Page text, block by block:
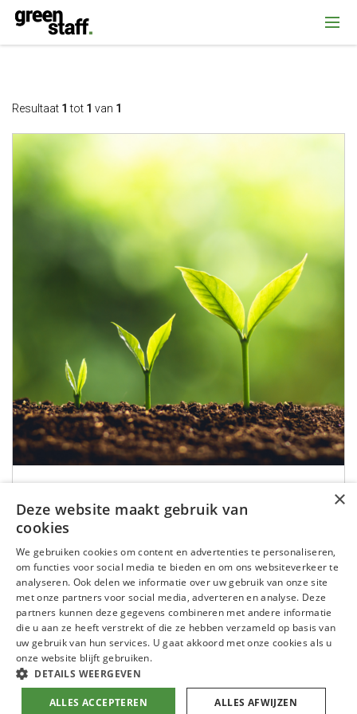
{ "@context": "https://schema.org", "@type": "Organization", "name":
""Greenstaff, "url": "https://www.greenstaff.nl", "logo": "" }
Resultaat 1 tot 1 van 1
de groensector
jezelf onderscheiden kan een uitdaging zijn, vooral in de
cruciaal om op te vallen tussen de massa. Hoe doe je dat?
Door ervoor te zorgen dat je cv écht indruk maakt!
Lees meer
×
Deze website maakt gebruik van
cookies
We gebruiken cookies om content en advertenties te personaliseren,
om functies voor social media te bieden en om ons websiteverkeer te
analyseren. Ook delen we informatie over uw gebruik van onze site
met onze partners voor social media, adverteren en analyse. Deze
partners kunnen deze gegevens combineren met andere informatie
die u aan ze heeft verstrekt of die ze hebben verzameld op basis van
uw gebruik van hun services. U gaat akkoord met onze cookies als u
onze website blijft gebruiken.
DETAILS WEERGEVEN
ALLES ACCEPTEREN ALLES AFWIJZEN